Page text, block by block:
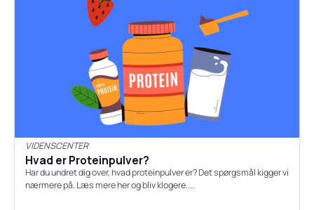
VIDENSCENTER
Hvad er Proteinpulver?
Har du undret dig over, hvad proteinpulver er? Det spørgsmål kigger vi
nærmere på. Læs mere her og bliv klogere....